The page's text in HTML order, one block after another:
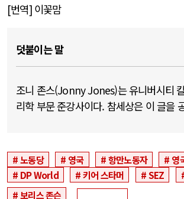
[번역] 이꽃맘
덧붙이는 말
조니 존스(Jonny Jones)는 유니버시티
리학 부문 준강사이다. 참세상은 이 글을
노동당 영국 항만노동자
영
DP World
키어 스타머 SEZ
보리스 존슨